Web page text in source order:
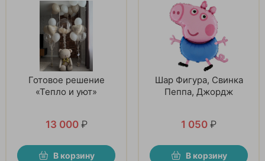
Готовое решение
«Тепло и уют»
13 000 ₽
В корзину
Шар Фигура, Свинка
Пеппа, Джордж
1 050 ₽
В корзину